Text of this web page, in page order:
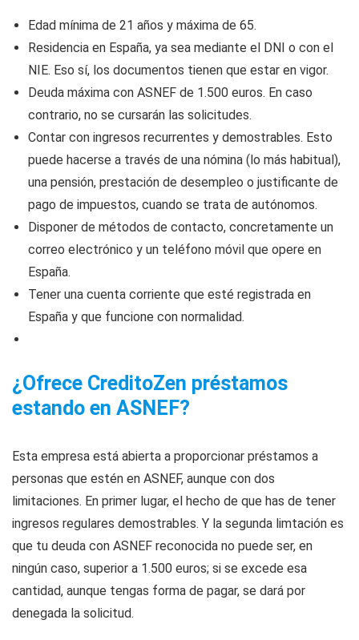
Edad mínima de 21 años y máxima de 65.
Residencia en España, ya sea mediante el DNI o con el
NIE. Eso sí, los documentos tienen que estar en vigor.
Deuda máxima con ASNEF de 1.500 euros. En caso
contrario, no se cursarán las solicitudes.
Contar con ingresos recurrentes y demostrables. Esto
puede hacerse a través de una nómina (lo más habitual),
una pensión, prestación de desempleo o justificante de
pago de impuestos, cuando se trata de autónomos.
Disponer de métodos de contacto, concretamente un
correo electrónico y un teléfono móvil que opere en
España.
Tener una cuenta corriente que esté registrada en
España y que funcione con normalidad.
¿Ofrece CreditoZen préstamos
estando en ASNEF?
Esta empresa está abierta a proporcionar préstamos a
personas que estén en ASNEF, aunque con dos
limitaciones. En primer lugar, el hecho de que has de tener
ingresos regulares demostrables. Y la segunda limtación es
que tu deuda con ASNEF reconocida no puede ser, en
ningún caso, superior a 1.500 euros; si se excede esa
cantidad, aunque tengas forma de pagar, se dará por
denegada la solicitud.